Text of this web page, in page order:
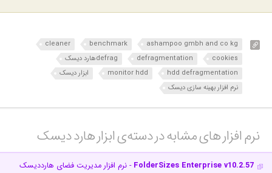
ashampoo gmbh and co kg
benchmark
cleaner
cookies
defragmentation
defragهارد دیسک
hdd defragmentation
monitor hdd
ابزار دیسک
نرم افزار بهینه سازی دیسک
نرم افزار های مشابه در دسته‌ی‌ ابزار هارد دیسک‎
FolderSizes Enterprise v10.2.57 - نرم افزار مدیریت فضای هارددیسک